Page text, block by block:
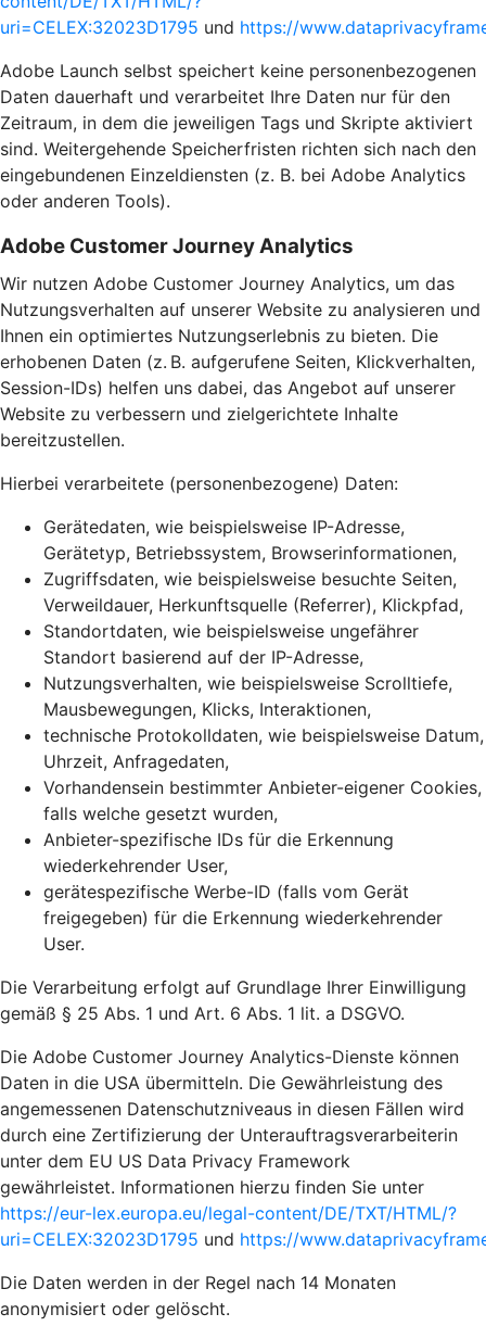
uri=CELEX:32023D1795 und https://
Adobe Launch selbst speichert keine personenbezogenen
Daten dauerhaft und verarbeitet Ihre Daten nur für den
Zeitraum, in dem die jeweiligen Tags und Skripte aktiviert
sind. Weitergehende Speicherfristen richten sich nach den
eingebundenen Einzeldiensten (z. B. bei Adobe Analytics
oder anderen Tools).
Adobe Customer Journey Analytics
Wir nutzen Adobe Customer Journey Analytics, um das
Nutzungsverhalten auf unserer Website zu analysieren und
Ihnen ein optimiertes Nutzungserlebnis zu bieten. Die
erhobenen Daten (z. B. aufgerufene Seiten, Klickverhalten,
Session-IDs) helfen uns dabei, das Angebot auf unserer
Website zu verbessern und zielgerichtete Inhalte
bereitzustellen.
Hierbei verarbeitete (personenbezogene) Daten:
Gerätedaten, wie beispielsweise IP-Adresse,
Gerätetyp, Betriebssystem, Browserinformationen,
Zugriffsdaten, wie beispielsweise besuchte Seiten,
Verweildauer, Herkunftsquelle (Referrer), Klickpfad,
Standortdaten, wie beispielsweise ungefährer
Standort basierend auf der IP-Adresse,
Nutzungsverhalten, wie beispielsweise Scrolltiefe,
Mausbewegungen, Klicks, Interaktionen,
technische Protokolldaten, wie beispielsweise Datum,
Uhrzeit, Anfragedaten,
Vorhandensein bestimmter Anbieter-eigener Cookies,
falls welche gesetzt wurden,
Anbieter-spezifische IDs für die Erkennung
wiederkehrender User,
gerätespezifische Werbe-ID (falls vom Gerät
freigegeben) für die Erkennung wiederkehrender
User.
Die Verarbeitung erfolgt auf Grundlage Ihrer Einwilligung
gemäß § 25 Abs. 1 und Art. 6 Abs. 1 lit. a DSGVO.
Die Adobe Customer Journey Analytics-Dienste können
Daten in die USA übermitteln. Die Gewährleistung des
angemessenen Datenschutzniveaus in diesen Fällen wird
durch eine Zertifizierung der Unterauftragsverarbeiterin
unter dem EU US Data Privacy Framework
gewährleistet. Informationen hierzu finden Sie unter
https://eur-lex.europa.eu/legal-content/DE/TXT/HTML/?
uri=CELEX:32023D1795 und https://
Die Daten werden in der Regel nach 14 Monaten
anonymisiert oder gelöscht.